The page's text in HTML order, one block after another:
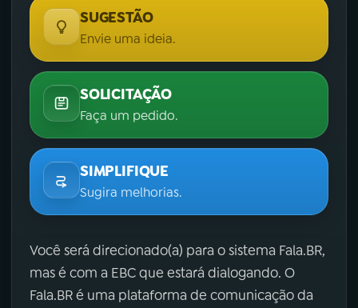
SUGESTÃO
Envie uma ideia.
SOLICITAÇÃO
Faça um pedido.
SIMPLIFIQUE
Sugira melhorias.
Você será direcionado(a) para o sistema Fala.BR,
mas é com a EBC que estará dialogando. O
Fala.BR é uma plataforma de comunicação da